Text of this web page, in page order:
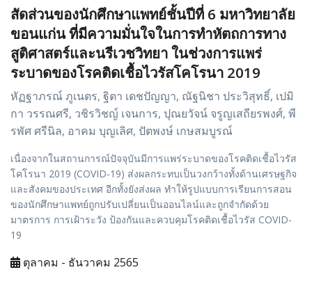
สัดส่วนของนักศึกษาแพทย์ชั้นปีที่ 6 มหาวิทยาลัย
ขอนแก่น ที่มีความมั่นใจในการทำหัตถการทาง
สูติศาสตร์และนรีเวชวิทยา ในช่วงการแพร่
ระบาดของโรคติดเชื้อไวรัสโคโรนา 2019
หัฏฐาภรณ์ ภูเนตร, ฐิตา เดชปัญญา, ณัฐนิชา ประวิสุทธิ์, เปมิ
กา วรรณศรี, วชิรวิชญ์ เจนการ, ปุณยวัจน์ จรูญเสถียรพงศ์, พี
รพัศ ศรีนิล, อาคม บุญเลิศ, ปัตพงษ์ เกษสมบูรณ์
เนื่องจากในสถานการณ์ปัจจุบันมีการแพร่ระบาดของโรคติดเชื้อไวรัส
โคโรนา 2019 (COVID-19) ส่งผลกระทบเป็นวงกว้างทั้งด้านเศรษฐกิจ
และสังคมของประเทศ อีกทั้งยังส่งผล ทำให้รูปแบบการเรียนการสอน
ของนักศึกษาแพทย์ถูกปรับเปลี่ยนเป็นออนไลน์และถูกจำกัดด้วย
มาตรการ การเฝ้าระวัง ป้องกันและควบคุมโรคติดเชื้อไวรัส COVID-
19
ตุลาคม - ธันวาคม 2565